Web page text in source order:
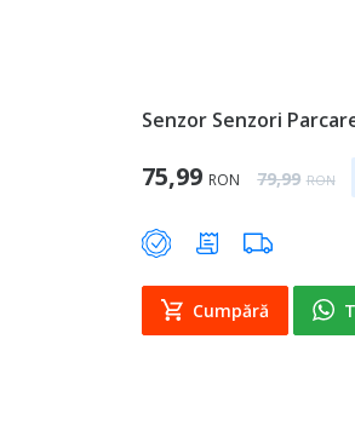
Senzor Senzori
Special Price
75,99 RON Regular
79,99 RON
Cumpără